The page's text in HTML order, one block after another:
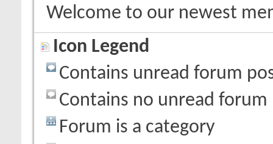
Welcome to our newest
Icon Legend
Contains unread forum
Contains no unread forum
Forum is a category